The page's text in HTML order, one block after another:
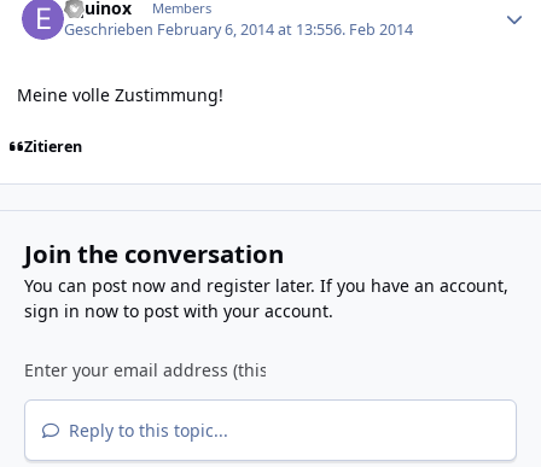
Equinox Members
Geschrieben February 6, 2014 at 13:556. Feb 2014
Meine volle Zustimmung!
Zitieren
Join the conversation
You can post now and register later. If you have an account,
sign in nowto post with your account.
Reply to this topic...